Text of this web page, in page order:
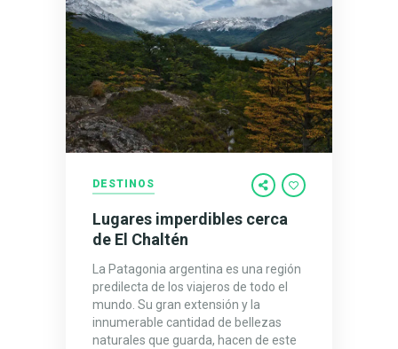
DESTINOS
Lugares imperdibles cerca
de El Chaltén
La Patagonia argentina es una región
predilecta de los viajeros de todo el
mundo. Su gran extensión y la
innumerable cantidad de bellezas
naturales que guarda, hacen de este